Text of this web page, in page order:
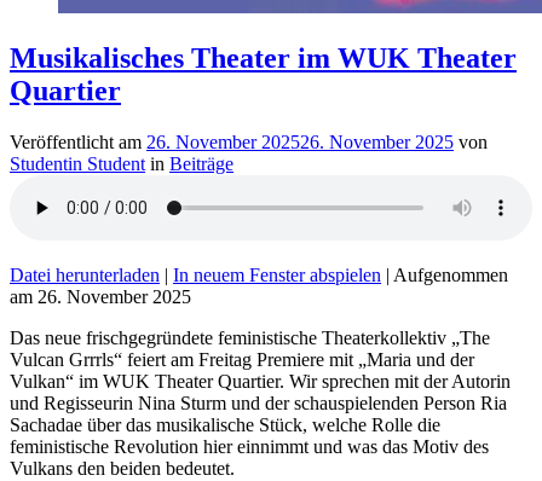
Musikalisches Theater im WUK Theater
Quartier
Veröffentlicht am 26. November 202526. November 2025 von
Studentin Student in Beiträge
Datei herunterladen | In neuem Fenster abspielen | Aufgenommen
am 26. November 2025
Das neue frischgegründete feministische Theaterkollektiv „The
Vulcan Grrrls“ feiert am Freitag Premiere mit „Maria und der
Vulkan“ im WUK Theater Quartier. Wir sprechen mit der Autorin
und Regisseurin Nina Sturm und der schauspielenden Person Ria
Sachadae über das musikalische Stück, welche Rolle die
feministische Revolution hier einnimmt und was das Motiv des
Vulkans den beiden bedeutet.